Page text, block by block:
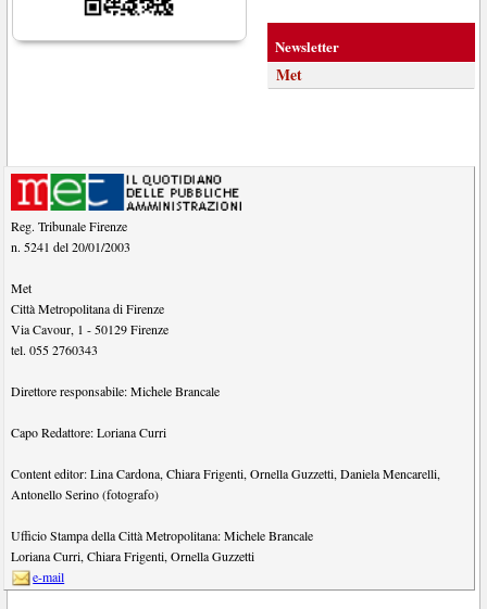
Newsletter
Met
Reg. Tribunale Firenze
n. 5241 del 20/01/2003
Met
Città Metropolitana di Firenze
Via Cavour, 1 - 50129 Firenze
tel.055 2760343
Direttore responsabile:Michele Brancale
Capo Redattore:Loriana Curri
Content editor:Lina Cardona,Chiara Frigenti,Ornella Guzzetti,Daniela Mencarelli,
Antonello Serino (fotografo)
Ufficio Stampa della Città Metropolitana:Michele Brancale
Loriana Curri,Chiara Frigenti,Ornella Guzzetti
e-mail